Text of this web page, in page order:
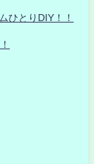
ひとりDIY！！